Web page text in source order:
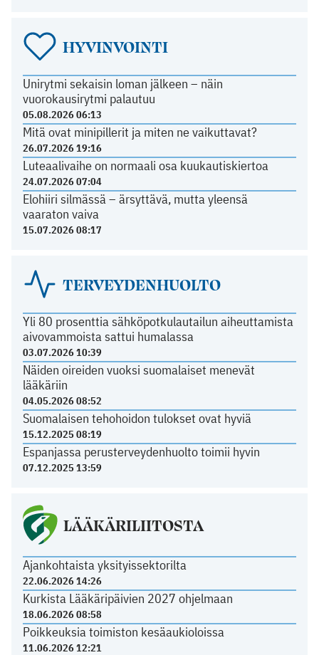
HYVINVOINTI
Unirytmi sekaisin loman jälkeen – näin
vuorokausirytmi palautuu
05.08.2026 06:13
Mitä ovat minipillerit ja miten ne vaikuttavat?
26.07.2026 19:16
Luteaalivaihe on normaali osa kuukautiskiertoa
24.07.2026 07:04
Elohiiri silmässä – ärsyttävä, mutta yleensä
vaaraton vaiva
15.07.2026 08:17
TERVEYDENHUOLTO
Yli 80 prosenttia sähköpotkulautailun aiheuttamista
aivovammoista sattui humalassa
03.07.2026 10:39
Näiden oireiden vuoksi suomalaiset menevät
lääkäriin
04.05.2026 08:52
Suomalaisen tehohoidon tulokset ovat hyviä
15.12.2025 08:19
Espanjassa perusterveydenhuolto toimii hyvin
07.12.2025 13:59
LÄÄKÄRILIITOSTA
Ajankohtaista yksityissektorilta
22.06.2026 14:26
Kurkista Lääkäripäivien 2027 ohjelmaan
18.06.2026 08:58
Poikkeuksia toimiston kesäaukioloissa
11.06.2026 12:21